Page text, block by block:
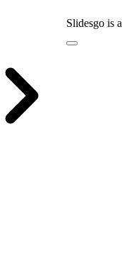
Slidesgo is